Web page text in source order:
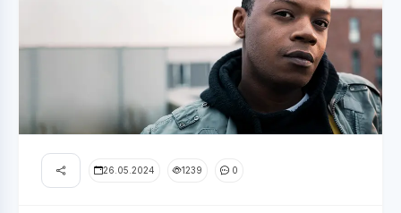
26.05.2024 1239 0